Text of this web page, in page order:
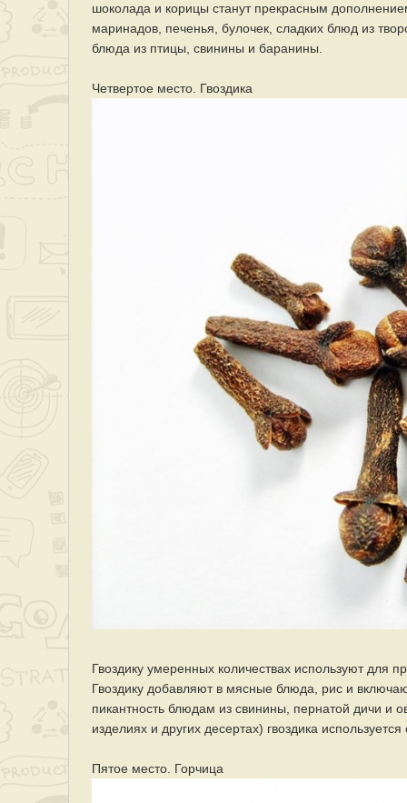
шоколада и корицы станут прекрасным
маринадов, печенья, булочек, сладких блюд из
блюда из птицы, свинины и баранины.
Четвертое место. Гвоздика
Гвоздику умеренных количествах используют для
Гвоздику добавляют в мясные блюда, рис и
пикантность блюдам из свинины, пернатой дичи и
изделиях и других десертах) гвоздика
Пятое место. Горчица